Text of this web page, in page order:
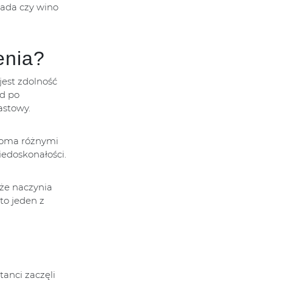
czy wino
zdolność
po
różnymi
naczynia
jeden z
zaczęli